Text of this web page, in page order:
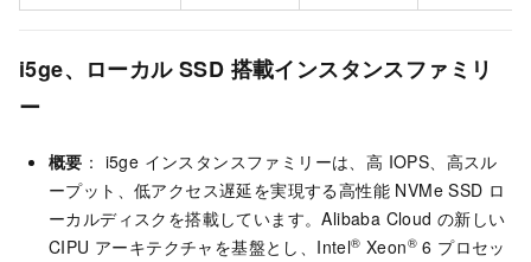
i5ge、ローカル SSD 搭載インスタンスファミリ
ー
概要 ： i5ge インスタンスファミリーは、高 IOPS、高スル
ープット、低アクセス遅延を実現する高性能 NVMe SSD ロ
ーカルディスクを搭載しています。Alibaba Cloud の新しい
CIPU アーキテクチャを基盤とし、Intel® Xeon® 6 プロセッ